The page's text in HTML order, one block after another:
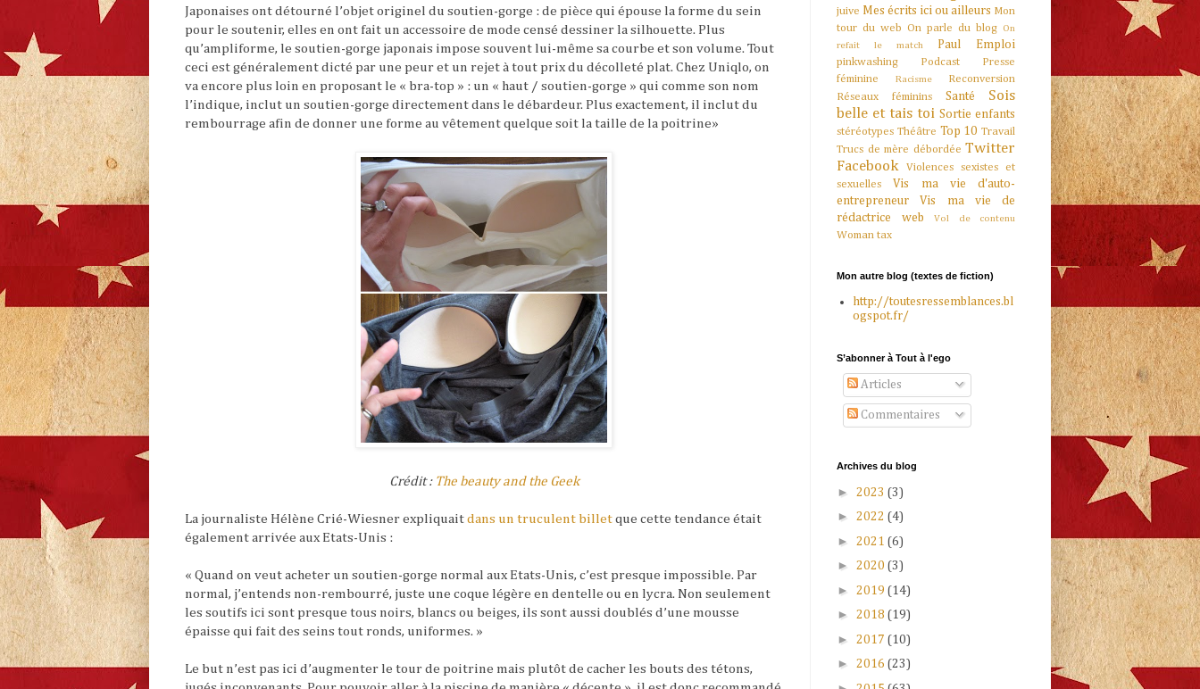
Japonaises ont détourné l’objet originel du soutien-gorge : de pièce qui épouse la forme du sein
pour le soutenir, elles en ont fait un accessoire de mode censé dessiner la silhouette. Plus
qu’ampliforme, le soutien-gorge japonais impose souvent lui-même sa courbe et son volume. Tout
ceci est généralement dicté par une peur et un rejet à tout prix du décolleté plat. Chez Uniqlo, on
va encore plus loin en proposant le « bra-top » : un « haut / soutien-gorge » qui comme son nom
l’indique, inclut un soutien-gorge directement dans le débardeur. Plus exactement, il inclut du
rembourrage afin de donner une forme au vêtement quelque soit la taille de la poitrine»
Crédit : The beauty and the Geek
La journaliste Hélène Crié-Wiesner expliquait dans un truculent billet que cette tendance était
également arrivée aux Etats-Unis :
« Quand on veut acheter un soutien-gorge normal aux Etats-Unis, c’est presque impossible. Par
normal, j’entends non-rembourré, juste une coque légère en dentelle ou en lycra. Non seulement
les soutifs ici sont presque tous noirs, blancs ou beiges, ils sont aussi doublés d’une mousse
épaisse qui fait des seins tout ronds, uniformes. »
Le but n’est pas ici d’augmenter le tour de poitrine mais plutôt de cacher les bouts des tétons,
juive Mes écrits ici ou ailleurs Mon
tour du web On parle du blog
On
refait le match
Paul Emploi
pinkwashing Podcast
Presse
féminine
Racisme
Reconversion
Réseaux féminins
Santé
Sois
belle et tais toi Sortie enfants
stéréotypes Théâtre Top 10 Travail
Trucs de mère débordée Twitter
Facebook
Violences sexistes et
sexuelles
Vis ma vie d'auto-
entrepreneur
Vis ma vie de
rédactrice web
Vol de contenu
Woman tax
Mon autre blog (textes de fiction)
http://toutesressemblances.bl
ogspot.fr/
S’abonner à Tout à l'ego
Articles
Commentaires
Archives du blog
► 2023 (3)
► 2022 (4)
► 2021 (6)
► 2020 (3)
► 2019 (14)
► 2018 (19)
► 2017 (10)
► 2016 (23)